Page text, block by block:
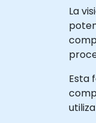
La
Esta